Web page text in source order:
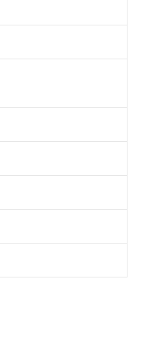
ら、特段のことがない限り